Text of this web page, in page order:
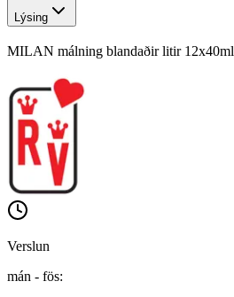
Lýsing
MILAN málning blandaðir litir 12x40ml
Verslun
mán - fös: